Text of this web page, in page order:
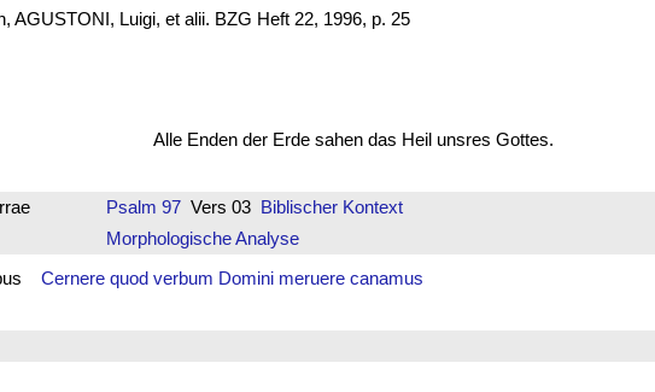
AGUSTONI, Luigi, et alii. BZG Heft 22, 1996, p. 25
Alle Enden der Erde sahen das Heil unsres Gottes.
Psalm 97Vers 03 Biblischer Kontext
Morphologische Analyse
Cernere quod verbum Domini meruere canamus